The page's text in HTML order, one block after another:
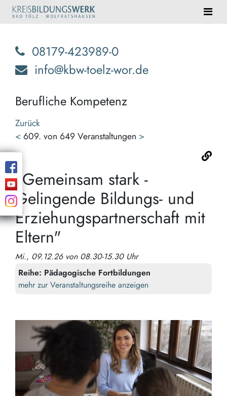
08179-423989-0
info@kbw-toelz-wor.de
Berufliche Kompetenz
Zurück
< 609. von 649 Veranstaltungen >
"Gemeinsam stark -
Gelingende Bildungs- und
Erziehungspartnerschaft mit
Eltern"
Mi., 09.12.26 von 08.30-15.30 Uhr
Reihe: Pädagogische Fortbildungen
mehr zur Veranstaltungsreihe anzeigen